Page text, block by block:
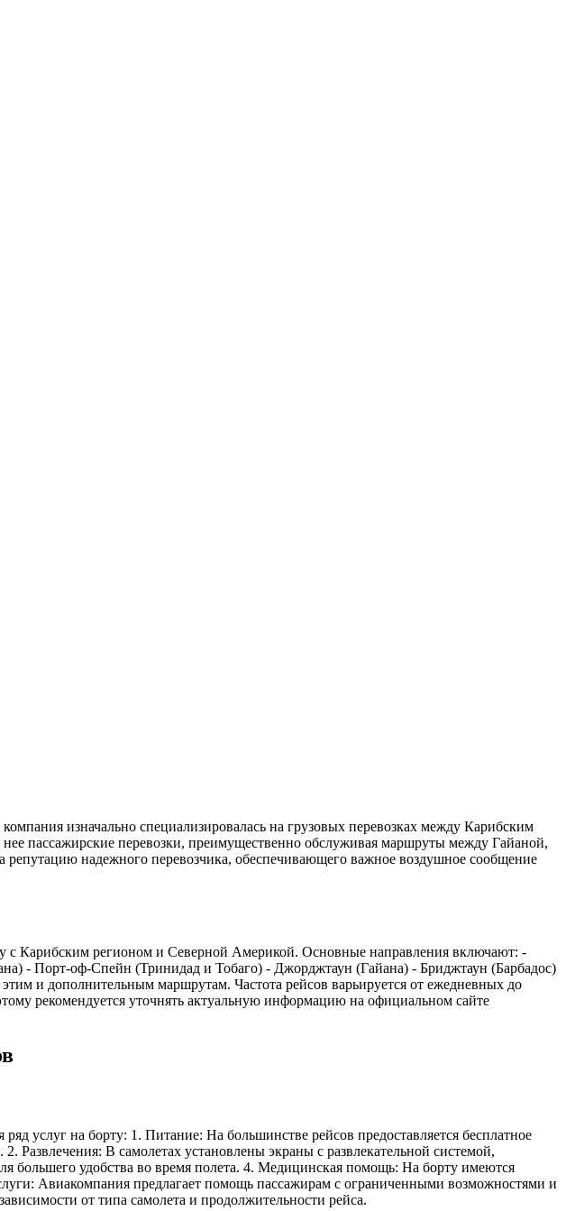
изначально специализировалась на грузовых перевозках между Карибским
пассажирские перевозки, преимущественно обслуживая маршруты между Гайаной,
надежного перевозчика, обеспечивающего важное воздушное сообщение
Карибским регионом и Северной Америкой. Основные направления включают: -
Порт-оф-Спейн (Тринидад и Тобаго) - Джорджтаун (Гайана) - Бриджтаун (Барбадос)
и дополнительным маршрутам. Частота рейсов варьируется от ежедневных до
рекомендуется уточнять актуальную информацию на официальном сайте
услуг на борту: 1. Питание: На большинстве рейсов предоставляется бесплатное
Развлечения: В самолетах установлены экраны с развлекательной системой,
удобства во время полета. 4. Медицинская помощь: На борту имеются
Авиакомпания предлагает помощь пассажирам с ограниченными возможностями и
от типа самолета и продолжительности рейса.